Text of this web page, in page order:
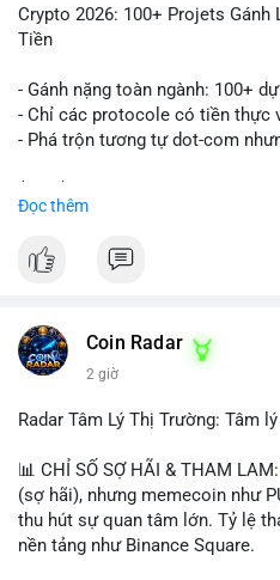
Crypto 2026: 100+ Projets
Tiền
- Gánh nặng toàn ngành: 100+
- Chỉ các protocole có tiền thực
- Phá trộn tương tự dot-com
Đọc thêm
Coin Radar
2 giờ
Radar Tâm Lý Thị Trường: Tâm
📊 CHỈ SỐ SỢ HÃI & THAM
(sợ hãi), nhưng memecoin như
thu hút sự quan tâm lớn. Tỷ lệ
nền tảng như Binance Square.